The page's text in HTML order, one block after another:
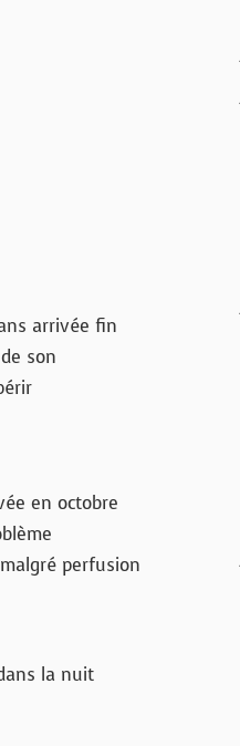
arrivée fin
son
en octobre
perfusion
la nuit